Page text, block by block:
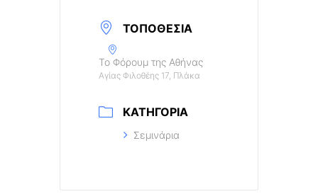
ΤΟΠΟΘΕΣΊΑ
Το Φόρουμ της Αθήνας
Αγίας Φιλοθέης 17, Πλάκα
ΚΑΤΗΓΟΡΊΑ
Σεμινάρια